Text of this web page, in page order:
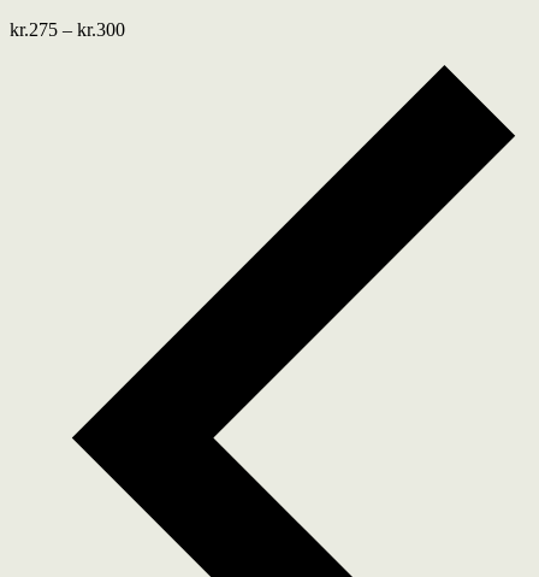
kr.275 – kr.300